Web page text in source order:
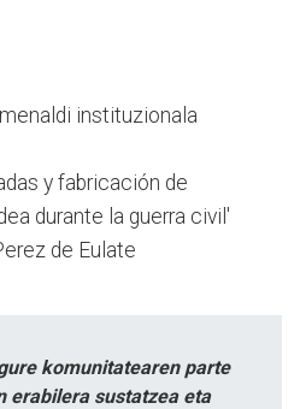
instituzionala
y fabricación de
durante la guerra civil'
de Eulate
komunitatearen parte
erabilera sustatzea eta